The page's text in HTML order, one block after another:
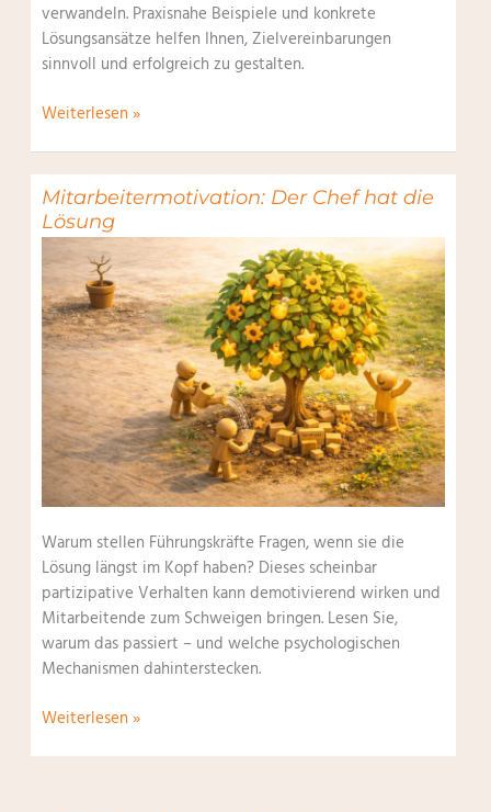
verwandeln. Praxisnahe Beispiele und konkrete
Lösungsansätze helfen Ihnen, Zielvereinbarungen
sinnvoll und erfolgreich zu gestalten.
Zielvereinbarungen
by
Objectives
(MbO)
Weiterlesen »
Mitarbeitermotivation: Der Chef hat die
Lösung
Warum stellen Führungskräfte Fragen, wenn sie die
Lösung längst im Kopf haben? Dieses scheinbar
partizipative Verhalten kann demotivierend wirken und
Mitarbeitende zum Schweigen bringen. Lesen Sie,
warum das passiert – und welche psychologischen
Mechanismen dahinterstecken.
Mitarbeitermotivation:
Weiterlesen »